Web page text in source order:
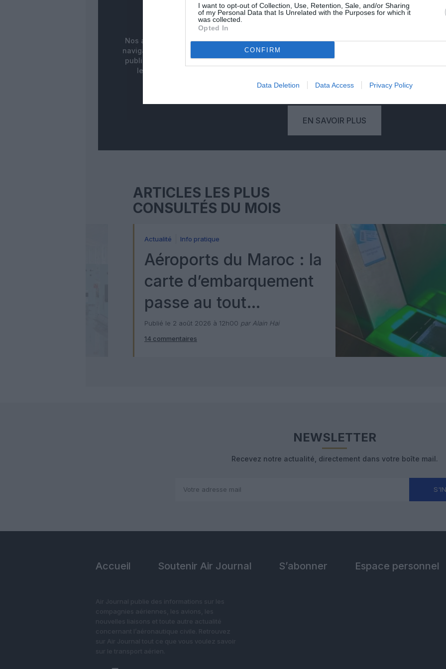
I want to opt-out of Collection, Use, Retention, Sale, and/or Sharing
of my Personal Data that Is Unrelated with the Purposes for which it
was collected.
Opted In
CONFIRM
Data Deletion Data Access Privacy Policy
PUBLICITÉ
MASQUÉE
Nos abonnés bénéficient d'une
navigation fluide sans bandeaux
publicitaires pour une meilleure
lecture de nos contenus.
PSEUDONYME
RÉSERVÉ
Votre pseudonyme est validé à
empêchant qu'un autre lecteur
EN SAVOIR PLUS
ARTICLES LES PLUS
CONSULTÉS DU MOIS
Actualité Info pratique
Aéroports du Maroc : la
carte d’embarquement
passe au tout
numérique avec Pax
Check
Publié le 2 août 2026 à 12h00 par Alain Hai
14 commentaires
NEWSLETTER
Recevez notre actualité, directement dans votre boîte mail.
Accueil Soutenir Air Journal S’abonner Espace personnel